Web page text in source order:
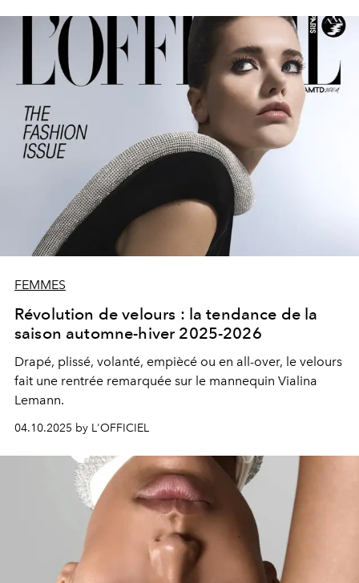
FEMMES
Révolution de velours : la tendance de la
saison automne-hiver 2025-2026
Drapé, plissé, volanté, empiècé ou en all-over, le velours
fait une rentrée remarquée sur le mannequin Vialina
Lemann.
04.10.2025 by L'OFFICIEL